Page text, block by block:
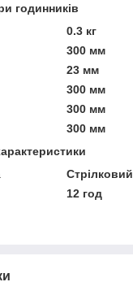
годинників
0.3 кг
300 мм
23 мм
300 мм
300 мм
300 мм
Стрілковий
12 год